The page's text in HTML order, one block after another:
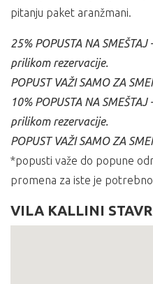
pitanju paket aranžmani.
25% POPUSTA NA
prilikom rezervacije.
POPUST VAŽI SAMO ZA
10% POPUSTA NA
prilikom rezervacije.
POPUST VAŽI SAMO ZA
*popusti važe do popune
promena za iste je
VILA KALLINI